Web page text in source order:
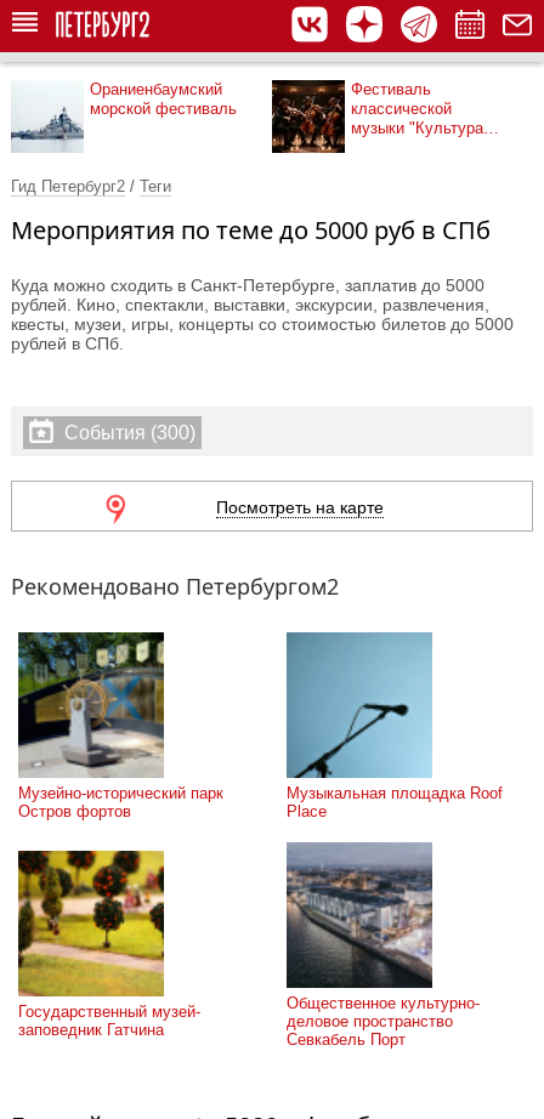
Ораниенбаумский
морской фестиваль
Фестиваль
классической
музыки "Культура
Гид Петербург2 / Теги
Мероприятия по теме до 5000 руб в СПб
Куда можно сходить в Санкт-Петербурге, заплатив до 5000
рублей. Кино, спектакли, выставки, экскурсии, развлечения,
квесты, музеи, игры, концерты со стоимостью билетов до 5000
рублей в СПб.
События (300)
Посмотреть на карте
Рекомендовано Петербургом2
Музейно-исторический парк
Остров фортов
Музыкальная площадка Roof
Place
Государственный музей-
заповедник Гатчина
Общественное культурно-
деловое пространство
Севкабель Порт